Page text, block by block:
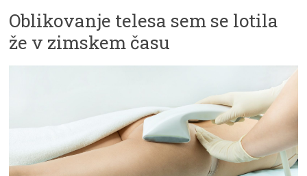
Oblikovanje telesa sem se lotila
že v zimskem času